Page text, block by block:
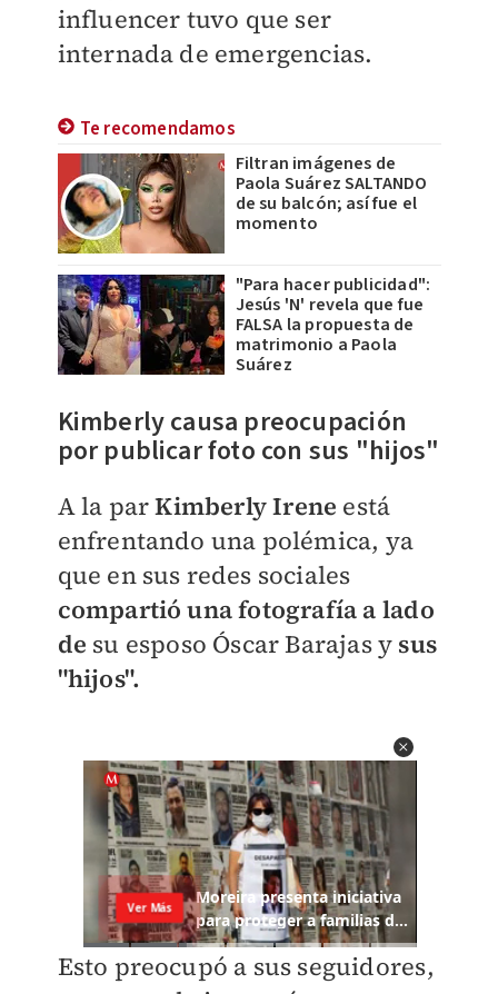
influencer tuvo que ser
internada de emergencias.
Te recomendamos
Filtran imágenes de
Paola Suárez SALTANDO
de su balcón; así fue el
momento
"Para hacer publicidad":
Jesús 'N' revela que fue
FALSA la propuesta de
matrimonio a Paola
Suárez
Kimberly causa preocupación
por publicar foto con sus "hijos"
A la parKimberly Irene está
enfrentando una polémica, ya
que en sus redes sociales
compartió una fotografía a lado
de su esposo Óscar Barajas y sus
"hijos".
Esto preocupó a sus seguidores,